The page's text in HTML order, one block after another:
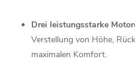
Drei leistungsstarke
Verstellung von Höhe,
maximalen Komfort.